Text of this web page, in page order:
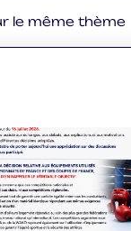
le même thème